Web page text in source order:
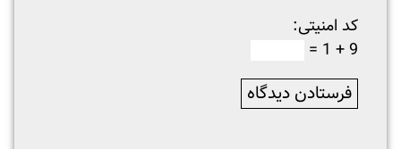
کد امنیتی:
9 + 1 =